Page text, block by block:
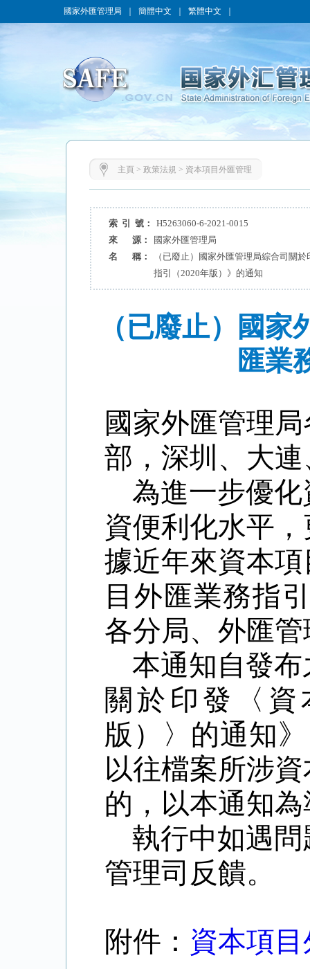
國家外匯管理局 簡體中文 繁體中文
主頁 > 政策法規 > 資本項目外匯管理
索 引 號：
H5263060-6-2021-0015
來 源：
國家外匯管理局
名 稱：
（已廢止）國家外匯管理局綜合司關
指引（2020年版）》的通知
（已廢止）國
匯業
國家外匯管理
部，深圳、大
為進一步優
資便利化水平
據近年來資本
目外匯業務指
各分局、外匯
本通知自發
關於印發〈
版）〉的通知
以往檔案所涉
的，以本通知
執行中如遇
管理司反饋。
附件： 資本項